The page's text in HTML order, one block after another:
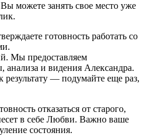
можете занять свое место уже
готовность работать со
Мы предоставляем
и видения Александра.
— подумайте еще раз,
отказаться от старого,
в себе Любви. Важно ваше
состояния.